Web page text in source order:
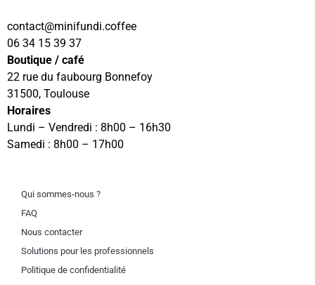
contact@minifundi.coffee
06 34 15 39 37
Boutique / café
22 rue du faubourg Bonnefoy
31500, Toulouse
Horaires
Lundi – Vendredi : 8h00 – 16h30
Samedi : 8h00 – 17h00
Qui sommes-nous ?
FAQ
Nous contacter
Solutions pour les professionnels
Politique de confidentialité